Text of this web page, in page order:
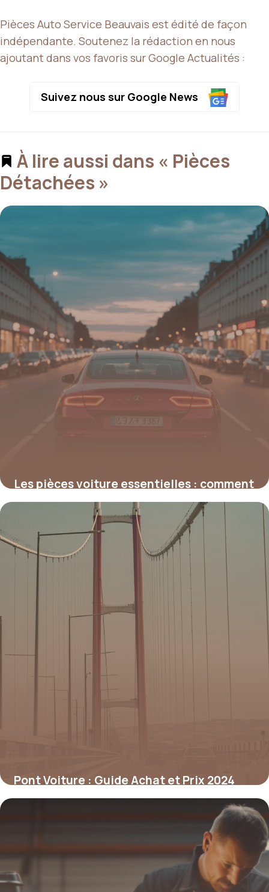
Pièces Auto Service Beauvais est édité de façon
indépendante. Soutenez la rédaction en nous
ajoutant dans vos favoris sur Google Actualités :
Suivez nous sur Google News
À lire aussi dans « Pièces
Détachées »
Les pièces voiture essentielles : comment
choisir et assurer leur longévité
Pont Voiture : Guide Achat et Prix 2024
18 mai 2026